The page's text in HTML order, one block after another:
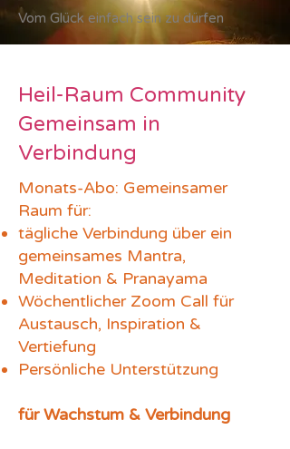
Vom Glück einfach sein zu dürfen
Heil-Raum Community
Gemeinsam in
Verbindung
Monats-Abo: Gemeinsamer
Raum für:
tägliche Verbindung über ein
gemeinsames Mantra,
Meditation & Pranayama
Wöchentlicher Zoom Call für
Austausch, Inspiration &
Vertiefung
Persönliche Unterstützung
für Wachstum & Verbindung